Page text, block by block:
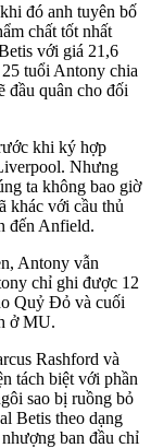
đó anh tuyên bố
chất tốt nhất
với giá 21,6
tuổi Antony chia
đầu quân cho đối
khi ký hợp
Nhưng
ta không bao giờ
khác với cầu thủ
đến Anfield.
Antony vẫn
chỉ ghi được 12
Quỷ Đỏ và cuối
ở MU.
Rashford và
tách biệt với phần
sao bị ruồng bỏ
Betis theo dạng
ban đầu chỉ